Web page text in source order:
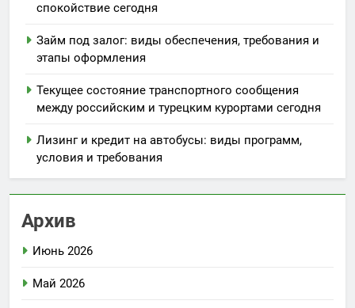
спокойствие сегодня
Займ под залог: виды обеспечения, требования и
этапы оформления
Текущее состояние транспортного сообщения
между российским и турецким курортами сегодня
Лизинг и кредит на автобусы: виды программ,
условия и требования
Архив
Июнь 2026
Май 2026